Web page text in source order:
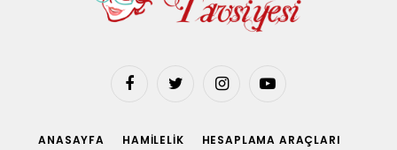
FacebookTwitter InstagramYouTube
ANASAYFA HAMILELIK HESAPLAMA ARAÇLARI